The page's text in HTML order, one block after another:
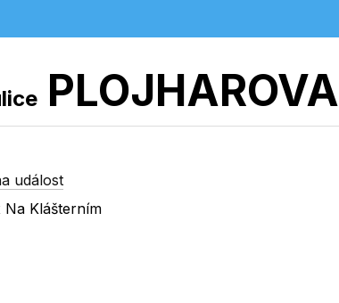
PLOJHAROVA
událost
Na Klášterním